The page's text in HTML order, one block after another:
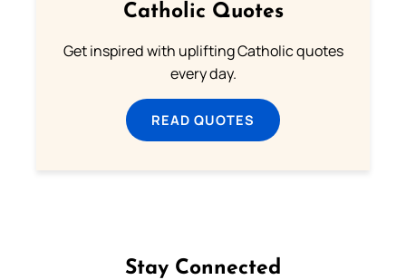
Catholic Quotes
Get inspired with uplifting Catholic quotes
every day.
READ QUOTES
Stay Connected